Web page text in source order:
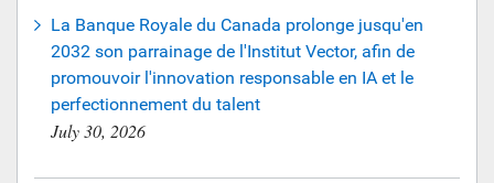
La Banque Royale du Canada prolonge jusqu'en
2032 son parrainage de l'Institut Vector, afin de
promouvoir l'innovation responsable en IA et le
perfectionnement du talent
July 30, 2026